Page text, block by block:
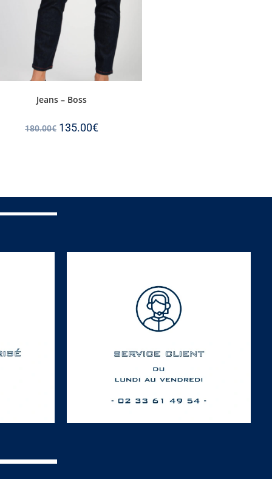
Jeans – Boss
180.00€ 135.00€